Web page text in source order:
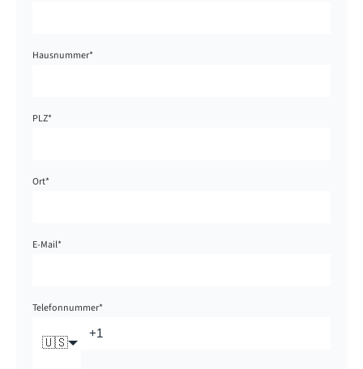
Hausnummer*
PLZ*
Ort*
E-Mail*
Telefonnummer*
🇺🇸